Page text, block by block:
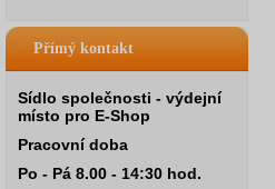
Přímý kontakt
Sídlo společnosti - výdejní
místo pro E-Shop
Pracovní doba
Po - Pá 8.00 - 14:30 hod.